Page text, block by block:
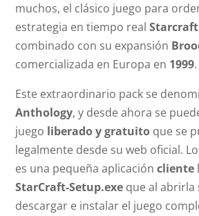
muchos, el clásico juego para
estrategia en tiempo realStarcraft
combinado con su expansión
comercializada en Europa en 1999.
Este extraordinario pack se
Anthology, y desde ahora se
juego liberado y gratuito que se
legalmente desde su web oficial.
es una pequeña aplicacióncliente
StarCraft-Setup.exe que al abrirla
descargar e instalar el juego